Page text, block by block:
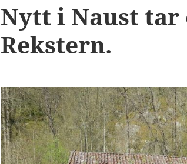
Nytt i Naust tar
Rekstern.